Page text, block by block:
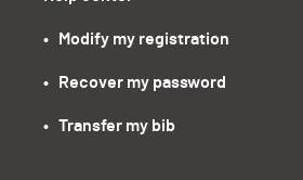
•   Modify my registration
•   Recover my password
•   Transfer my bib